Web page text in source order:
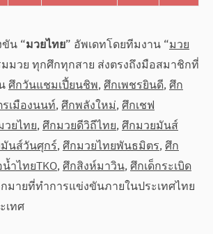
น “มวยไทย” อัพเดทโดยทีมงาน “มวย
มวย ทุกศึกทุกสาย ส่งตรงถึงมือสมาชิกที่
ศึกวันแชมเปี้ยนชิพ,ศึกเพชรยินดี,ศึก
เมืองนนท์,ศึกพลังใหม่,ศึกเชฟ
วยไทย,ศึกมวยดีวิถีไทย,ศึกมวยมันส์
นส์วันศุกร์,ศึกมวยไทยพันธมิตร,ศึก
ำไทยTKO,ศึกสิงห์มาวิน,ศึกเด็กระเบิด
มายที่ทำการแข่งขันภายในประเทศไทย
เทศ